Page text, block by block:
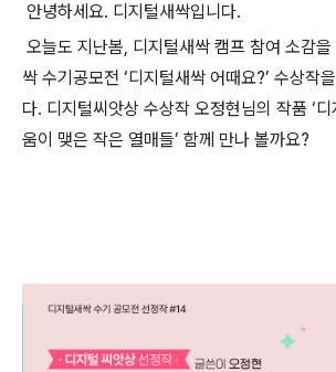
안녕하세요. 디지털새싹입니다.
오늘도 지난봄, 디지털새싹 캠프 참여 소감
싹 수기공모전 ‘디지털새싹 어때요?’ 수상작
다. 디지털씨앗상 수상작 오정현님의 작품 ‘
움이 맺은 작은 열매들’ 함께 만나 볼까요?